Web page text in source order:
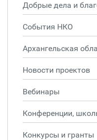
Добрые дела и
События НКО
Архангельская
Новости проектов
Вебинары
Конференции,
Конкурсы и гранты